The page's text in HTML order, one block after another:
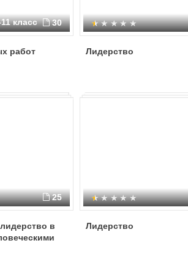
класс 30
работ Лидерство
25
в
Лидерство